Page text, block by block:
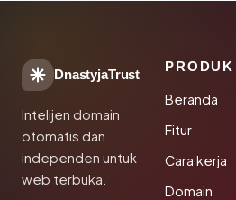
DnastyjaTrust
Intelijen domain
otomatis dan
independen untuk
web terbuka.
PRODUK
Beranda
Fitur
Cara kerja
Domain